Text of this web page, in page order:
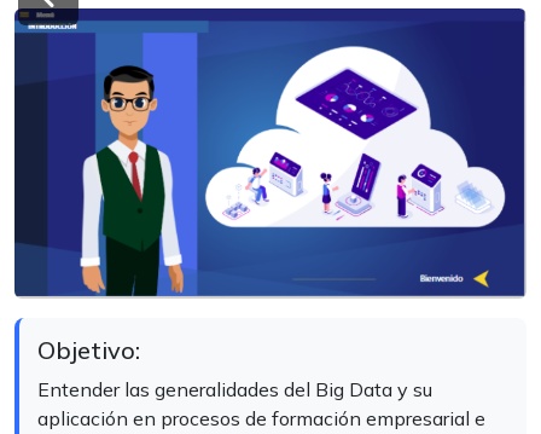
Objetivo:
Entender las generalidades del Big Data y su
aplicación en procesos de formación empresarial e